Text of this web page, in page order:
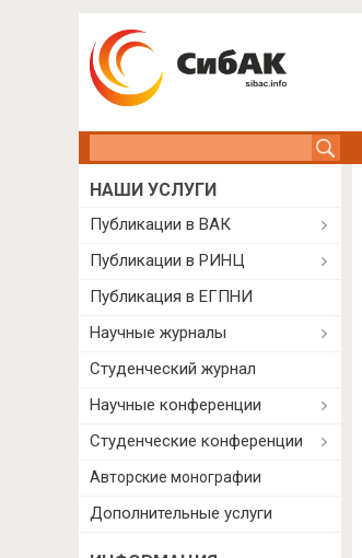
НАШИ УСЛУГИ
Публикации в ВАК
Публикации в РИНЦ
Публикация в ЕГПНИ
Научные журналы
Студенческий журнал
Научные конференции
Студенческие конференции
Авторские монографии
Дополнительные услуги